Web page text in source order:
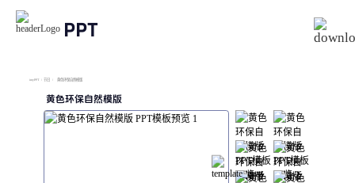
PPT
imyPPT / 节日 / 黄色环保自然模版
黄色环保自然模版